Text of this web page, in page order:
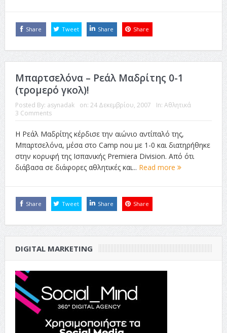
Share Tweet Share Share
Μπαρτσελόνα – Ρεάλ Μαδρίτης 0-1
(τρομερό γκολ)!
Posted By: asynadak on: 24 Δεκεμβρίου, 2007 In: Αθλητικά
3 Comments
Η Ρεάλ Μαδρίτης κέρδισε την αιώνιο αντίπαλό της,
Μπαρτσελόνα, μέσα στο Camp nou με 1-0 και διατηρήθηκε
στην κορυφή της Ισπανικής Premiera Division. Από ότι
διάβασα σε διάφορες αθλητικές και... Read more
Share Tweet Share Share
DIGITAL MARKETING